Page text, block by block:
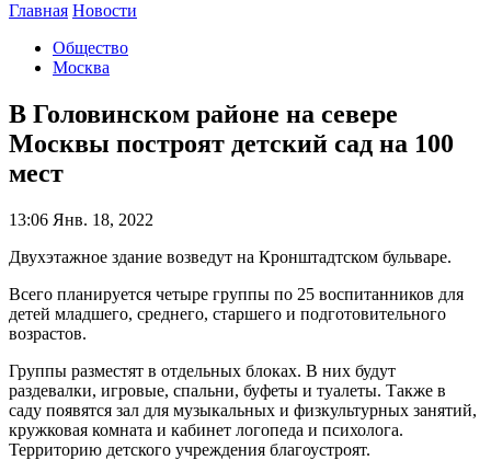
Главная Новости
Общество
Москва
В Головинском районе на севере
Москвы построят детский сад на 100
мест
13:06 Янв. 18, 2022
Двухэтажное здание возведут на Кронштадтском бульваре.
Всего планируется четыре группы по 25 воспитанников для
детей младшего, среднего, старшего и подготовительного
возрастов.
Группы разместят в отдельных блоках. В них будут
раздевалки, игровые, спальни, буфеты и туалеты. Также в
саду появятся зал для музыкальных и физкультурных занятий,
кружковая комната и кабинет логопеда и психолога.
Территорию детского учреждения благоустроят.